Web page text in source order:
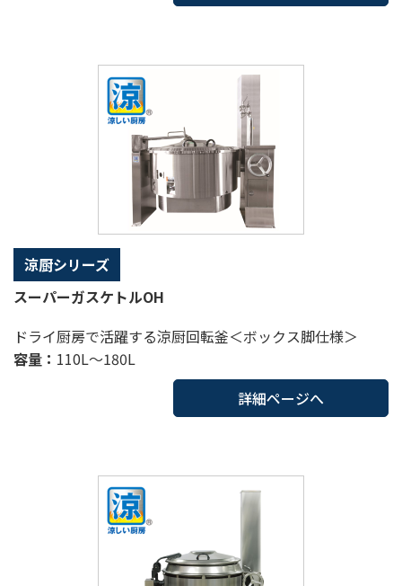
涼厨シリーズ
スーパーガスケトルOH
ドライ厨房で活躍する涼厨回転釜＜ボックス脚仕様＞
容量： 110L～180L
詳細ページへ